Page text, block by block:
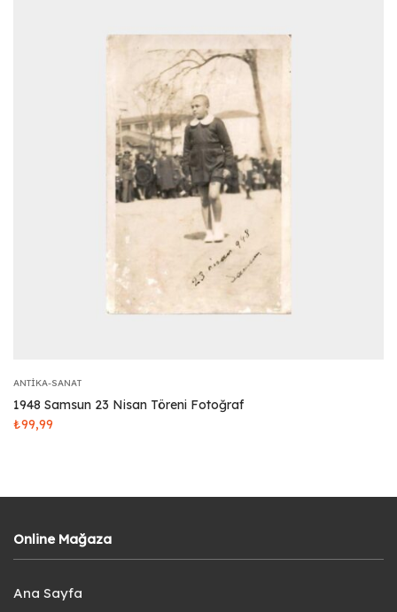
ANTIKA-SANAT
1948 Samsun 23 Nisan Töreni Fotoğraf
₺99,99
Online Mağaza
Ana Sayfa